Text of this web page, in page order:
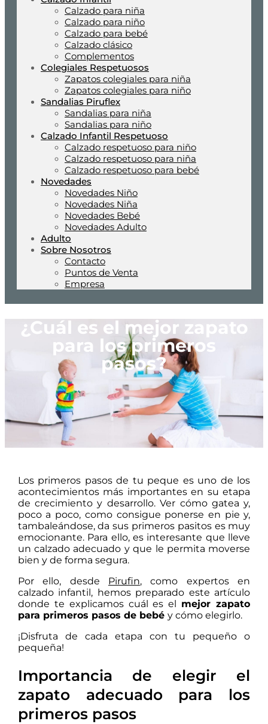
Calzado para niña
Calzado para niño
Calzado para bebé
Calzado clásico
Complementos
Colegiales Respetuosos
Zapatos colegiales para niña
Zapatos colegiales para niño
Sandalias Piruflex
Sandalias para niña
Sandalias para niño
Calzado Infantil Respetuoso
Calzado respetuoso para niño
Calzado respetuoso para niña
Calzado respetuoso para bebé
Novedades
Novedades Niño
Novedades Niña
Novedades Bebé
Novedades Adulto
Adulto
Sobre Nosotros
Contacto
Puntos de Venta
Empresa
¿Cuál es el mejor zapato
para los primeros
pasos?
Los primeros pasos de tu peque es uno de los
acontecimientos más importantes en su etapa
de crecimiento y desarrollo. Ver cómo gatea y,
poco a poco, como consigue ponerse en pie y,
tambaleándose, da sus primeros pasitos es muy
emocionante. Para ello, es interesante que lleve
un calzado adecuado y que le permita moverse
bien y de forma segura.
Por ello, desde Pirufin, como expertos en
calzado infantil, hemos preparado este artículo
donde te explicamos cuál es el mejor zapato
para primeros pasos de bebé y cómo elegirlo.
¡Disfruta de cada etapa con tu pequeño o
pequeña!
Importancia de elegir el
zapato adecuado para los
primeros pasos